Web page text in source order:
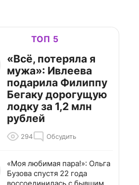
ТОП 5
«Всё, потеряла я
мужа»: Ивлеева
подарила Филиппу
Бегаку дорогущую
лодку за 1,2 млн
рублей
294 Обсудить
«Моя любимая пара!»: Ольга
Бузова спустя 22 года